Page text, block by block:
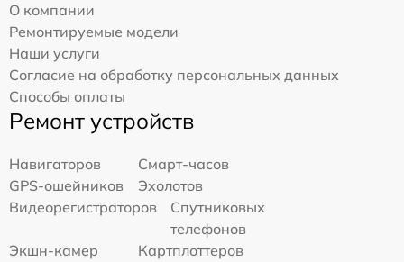
О компании
Ремонтируемые модели
Наши услуги
Согласие на обработку персональных данных
Способы оплаты
Ремонт устройств
Навигаторов
Смарт-часов
GPS-ошейников
Эхолотов
Видеорегистраторов
Спутниковых
телефонов
Экшн-камер
Картплоттеров